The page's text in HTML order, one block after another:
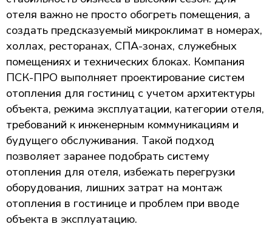
отеля важно не просто обогреть помещения, а
создать предсказуемый микроклимат в номерах,
холлах, ресторанах, СПА-зонах, служебных
помещениях и технических блоках. Компания
ПСК-ПРО выполняет проектирование систем
отопления для гостиниц с учетом архитектуры
объекта, режима эксплуатации, категории отеля,
требований к инженерным коммуникациям и
будущего обслуживания. Такой подход
позволяет заранее подобрать систему
отопления для отеля, избежать перегрузки
оборудования, лишних затрат на монтаж
отопления в гостинице и проблем при вводе
объекта в эксплуатацию.